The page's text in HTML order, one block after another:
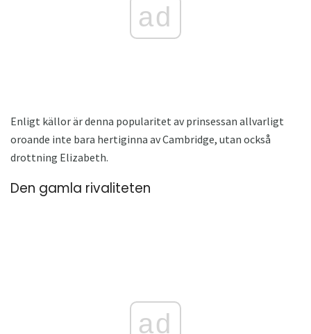
ad
Enligt källor är denna popularitet av prinsessan allvarligt
oroande inte bara hertiginna av Cambridge, utan också
drottning Elizabeth.
Den gamla rivaliteten
ad